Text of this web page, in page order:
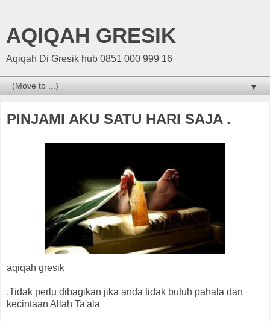
AQIQAH GRESIK
Aqiqah Di Gresik hub 0851 000 999 16
▼
PINJAMI AKU SATU HARI SAJA .
aqiqah gresik
.Tidak perlu dibagikan jika anda tidak butuh pahala dan
kecintaan Allah Ta'ala